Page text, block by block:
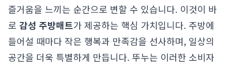
즐거움을 느끼는 순간으로 변할 수 있습니다. 이것이 바
로 감성 주방매트가 제공하는 핵심 가치입니다. 주방에
들어설 때마다 작은 행복과 만족감을 선사하며, 일상의
공간을 더욱 특별하게 만듭니다. 뚜누는 이러한 소비자